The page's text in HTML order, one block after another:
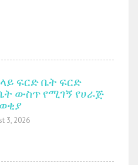
ፍርድ ቤት ፍርድ
ውስጥ የሚገኝ የሀራጅ
3, 2026